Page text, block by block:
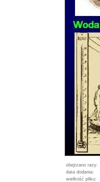
obejrzano razy:
data dodania:
wielkość pliku: